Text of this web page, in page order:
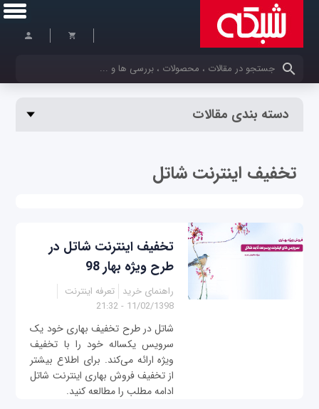
کلمات کلیدی خود را وارد کنید
دسته بندی مقالات
تخفیف اینترنت شاتل
تخفیف اینترنت شاتل در
طرح ویژه بهار 98
راهنمای خرید تعرفه اینترنت
11/02/1398 - 21:32
شاتل در طرح تخفیف بهاری خود یک
سرویس یکساله خود را با تخفیف
ویژه ارائه می‌کند. برای اطلاع بیشتر
از تخفیف فروش بهاری اینترنت شاتل
ادامه مطلب را مطالعه کنید.